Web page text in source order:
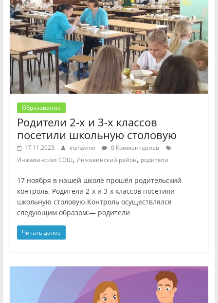
Образование
Родители 2-х и 3-х классов
посетили школьную столовую
17.11.2023 inzhavino
0 Комментариев
Инжавинская СОШ, Инжавинский район, родители
17 ноября в нашей школе прошёл родительский
контроль. Родители 2-х и 3-х классов посетили
школьную столовую.Контроль осуществлялся
следующим образом:— родители
Читать далее